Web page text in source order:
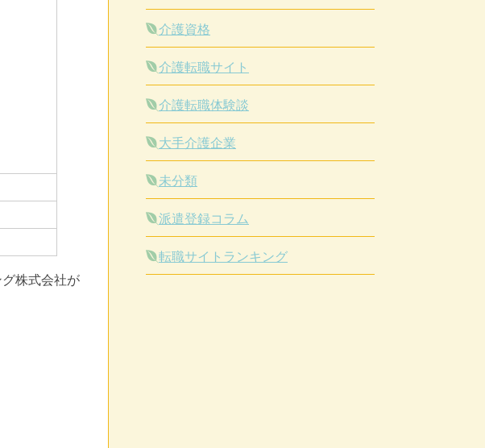
株式会社が
介護資格
介護転職サイト
介護転職体験談
大手介護企業
未分類
派遣登録コラム
転職サイトランキング